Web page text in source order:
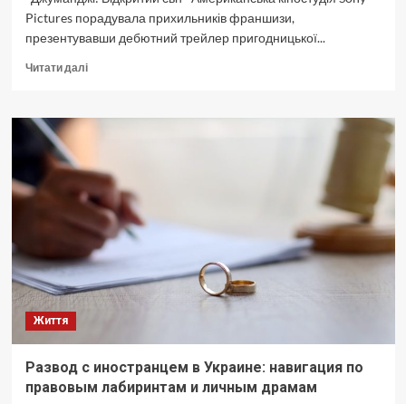
Pictures порадувала прихильників франшизи,
презентувавши дебютний трейлер пригодницької...
Читати даліДокладніше
Фінал.
в
його
руках.
Вийшов
офіційний
трейлер
найгучнішого
фільму
Життя
Развод с иностранцем в Украине: навигация по
правовым лабиринтам и личным драмам